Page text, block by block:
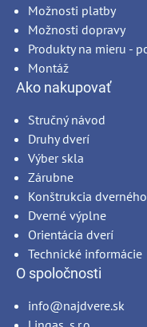
Možnosti platby
Možnosti dopravy
Produkty na mieru -
Montáž
Ako nakupovať
Stručný návod
Druhy dverí
Výber skla
Zárubne
Konštrukcia
Dverné výplne
Orientácia dverí
Technické informácie
O spoločnosti
info@najdvere.sk